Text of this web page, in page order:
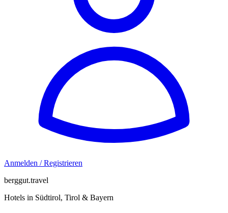
Anmelden / Registrieren
berggut.travel
Hotels in Südtirol, Tirol & Bayern